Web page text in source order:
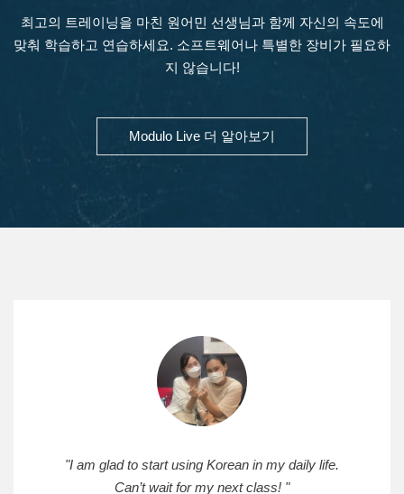
최고의 트레이닝을 마친 원어민 선생님과 함께 자신의 속도에
맞춰 학습하고 연습하세요. 소프트웨어나 특별한 장비가 필요하
지 않습니다!
Modulo Live 더 알아보기
"I am glad to start using Korean in my daily life.
Can’t wait for my next class! "